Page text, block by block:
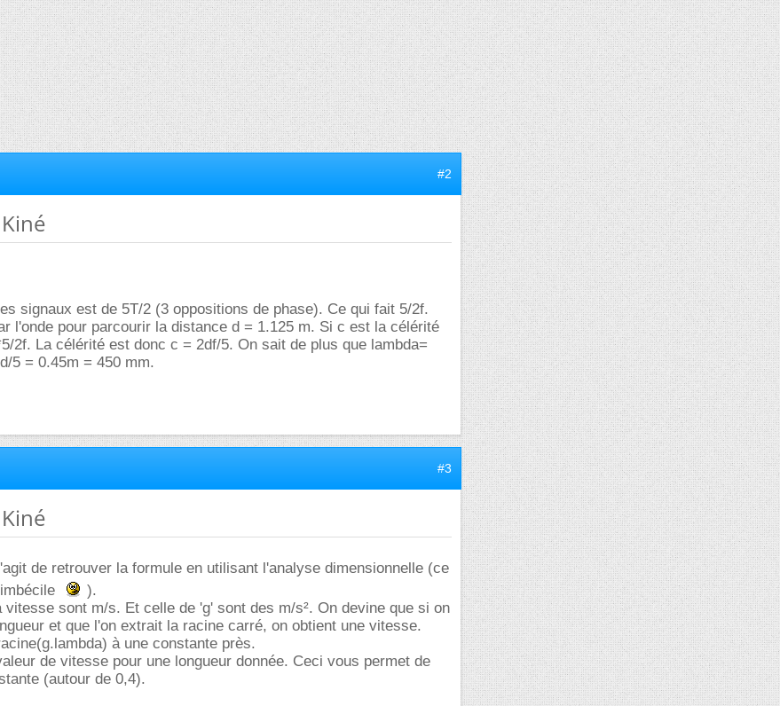
#2
signaux est de 5T/2 (3 oppositions de phase). Ce qui fait 5/2f.
l'onde pour parcourir la distance d = 1.125 m. Si c est la célérité
2f. La célérité est donc c = 2df/5. On sait de plus que lambda=
5 = 0.45m = 450 mm.
#3
de retrouver la formule en utilisant l'analyse dimensionnelle (ce
).
vitesse sont m/s. Et celle de 'g' sont des m/s². On devine que si on
et que l'on extrait la racine carré, on obtient une vitesse.
à une constante près.
de vitesse pour une longueur donnée. Ceci vous permet de
(autour de 0,4).